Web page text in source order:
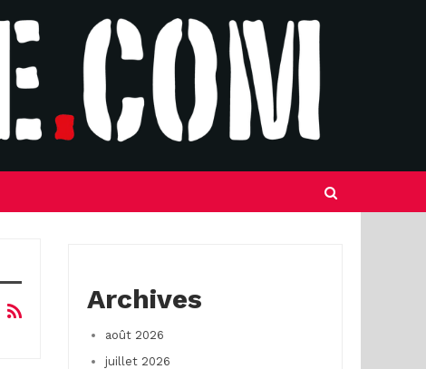
Archives
août 2026
juillet 2026